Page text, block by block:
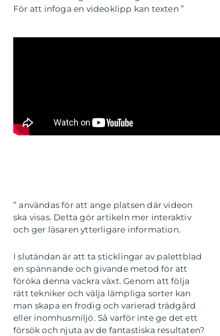
För att infoga en videoklipp kan texten ”
” användas för att ange platsen där videon
ska visas. Detta gör artikeln mer interaktiv
och ger läsaren ytterligare information.
I slutändan är att ta sticklingar av palettblad
en spännande och givande metod för att
föröka denna vackra växt. Genom att följa
rätt tekniker och välja lämpliga sorter kan
man skapa en frodig och varierad trädgård
eller inomhusmiljö. Så varför inte ge det ett
försök och njuta av de fantastiska resultaten?